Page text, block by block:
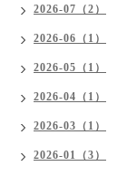
2026-07（2）
2026-06（1）
2026-05（1）
2026-04（1）
2026-03（1）
2026-01（3）